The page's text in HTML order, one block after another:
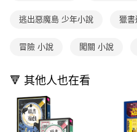
2.基於同意付款使用「大哥付你分期
由本公司與您本人進行分期帳單所
後付繳納相關費用。
客戶支援中心」
https://
１．透過由恩沛科技股份有限公司提
易，需依本服務之必要範圍內提供
權轉讓予恩沛科技股份有限公司。
２．關於個人資料處理事宜，請瀏覽
https://aftee.tw/terms/#terms3
每筆NT$200
逃出惡魔島 少年小說 獵書
冒險 小說 闖關 小說
🔻 其他人也在看